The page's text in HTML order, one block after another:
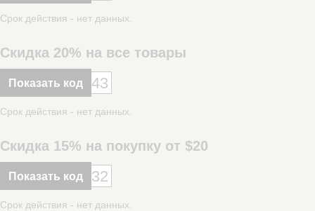
Срок действия - нет данных.
Скидка 20% на все товары
Показать код 43
Срок действия - нет данных.
Скидка 15% на покупку от $20
Показать код 32
Срок действия - нет данных.